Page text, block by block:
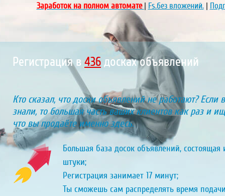
Заработок на полном автомате| Fs.без вложений.|
Регистрация в 466 досках объявлений
Кто сказал, что доски объявлений не работают? Если
знали, то большая часть ваших клиентов как раз и
что вы продаёте именно здесь.
Большая база досок объявлений, состоящая
штуки;
Регистрация занимает 17 минут;
Ты сможешь сам распределять время